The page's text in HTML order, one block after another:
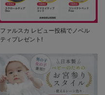
ファルスカ レビュー投稿でノベル
ティプレゼント!